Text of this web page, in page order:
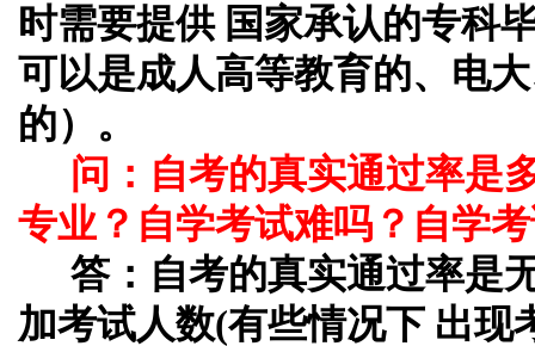
时需要提供 国家承认的专科
可以是成人高等教育的、电
的）。
问：自考的真实通过率是
专业？自学考试难吗？自学
答：自考的真实通过率是
加考试人数(有些情况下 出现